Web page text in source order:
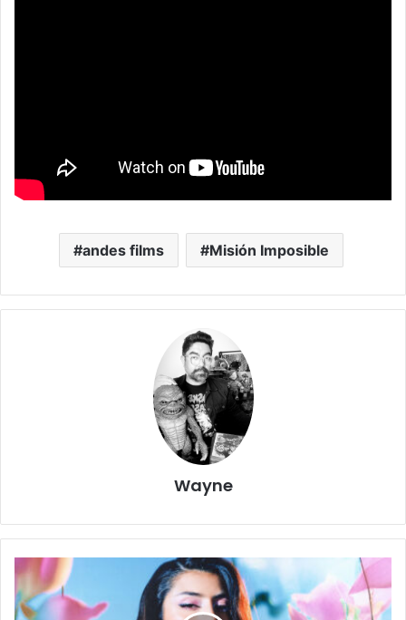
andes films Misión Imposible
Wayne